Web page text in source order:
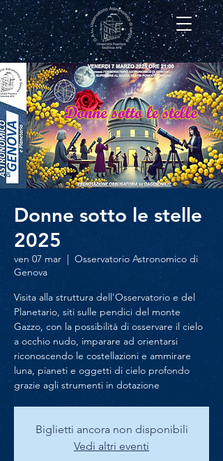
Donne sotto le stelle
2025
ven 07 mar
  |
Osservatorio Astronomico di
Genova
Visita alla struttura dell'Osservatorio e del
Planetario, siti sulle pendici del monte
Gazzo, con la possibilità di osservare il cielo
a occhio nudo, imparare ad orientarsi
riconoscendo le costellazioni e ammirare
luna, pianeti e oggetti di cielo profondo
grazie agli strumenti in dotazione
Biglietti ancora non disponibili
Vedi altri eventi